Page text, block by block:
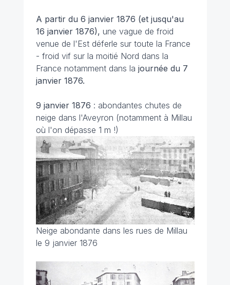
A partir du 6 janvier 1876 (et jusqu'au
16 janvier 1876), une vague de froid
venue de l'Est déferle sur toute la France
- froid vif sur la moitié Nord dans la
France notamment dans la journée du 7
janvier 1876.
9 janvier 1876 : abondantes chutes de
neige dans l'Aveyron (notamment à Millau
où l'on dépasse 1 m !)
Neige abondante dans les rues de Millau
le 9 janvier 1876